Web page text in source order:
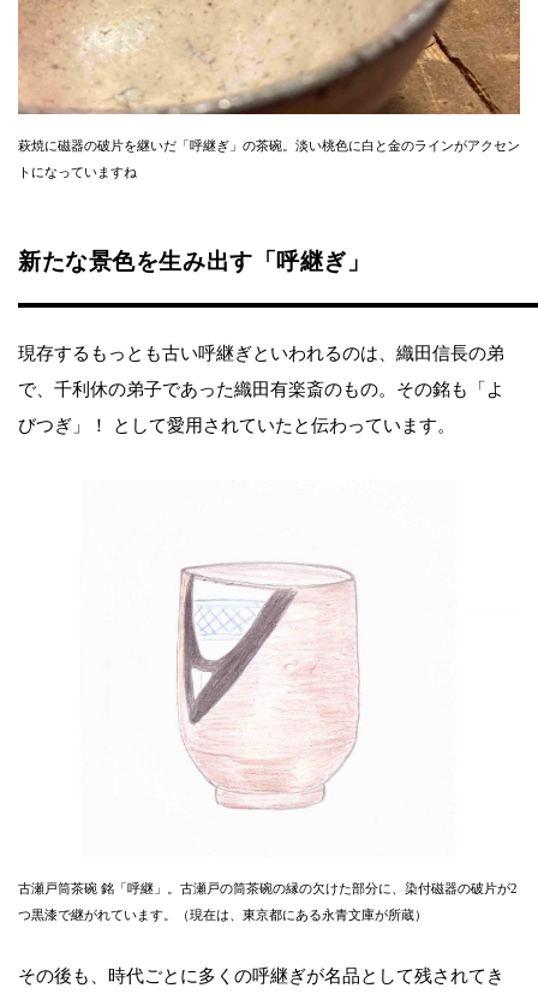
萩焼に磁器の破片を継いだ「呼継ぎ」の茶碗。淡い桃色に白と金のラインがアクセン
トになっていますね
新たな景色を生み出す「呼継ぎ」
現存するもっとも古い呼継ぎといわれるのは、織田信長の弟
で、千利休の弟子であった織田有楽斎のもの。その銘も「よ
びつぎ」！ として愛用されていたと伝わっています。
古瀬戸筒茶碗 銘「呼継」。古瀬戸の筒茶碗の縁の欠けた部分に、染付磁器の破片が2
つ黒漆で継がれています。（現在は、東京都にある永青文庫が所蔵）
その後も、時代ごとに多くの呼継ぎが名品として残されてき